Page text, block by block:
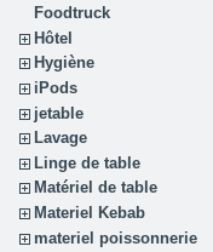
Foodtruck
Hôtel
Hygiène
iPods
jetable
Lavage
Linge de table
Matériel de table
Materiel Kebab
materiel poissonnerie